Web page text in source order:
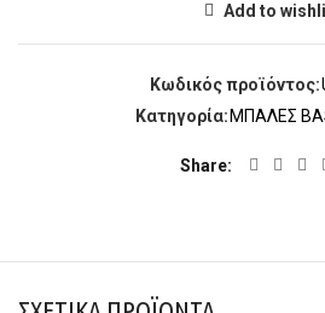
Add to
Κωδικός προϊόντος:
Κατηγορία: ΜΠΑΛΕΣ
Share